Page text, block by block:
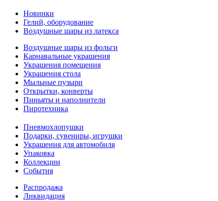
Новинки
Гелий, оборудование
Воздушные шары из латекса
Воздушные шары из фольги
Карнавальные украшения
Украшения помещения
Украшения стола
Мыльные пузыри
Открытки, конверты
Пиньяты и наполнители
Пиротехника
Пневмохлопушки
Подарки, сувениры, игрушки
Украшения для автомобиля
Упаковка
Коллекции
События
Распродажа
Ликвидация